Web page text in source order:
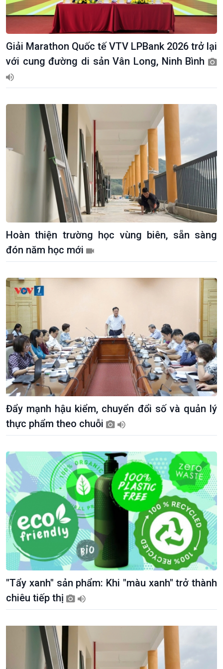
Trước giờ mở cửa
Dòng chảy Kinh tế
Sức sống hàng Việt
Tuyên chiến với gian lận
thương mại
Nông nghiệp & Biển đảo
Tin Nông nghiệp & Biển
đảo
Mùa vàng
Biển đảo Việt Nam
đảo
Nam
Giải Marathon Quốc tế VTV LPBank 2026 trở lại
với cung đường di sản Vân Long, Ninh Bình
Hoàn thiện trường học vùng biên, sẵn sàng
đón năm học mới
Đẩy mạnh hậu kiểm, chuyển đổi số và quản lý
thực phẩm theo chuỗi
"Tẩy xanh" sản phẩm: Khi "màu xanh" trở thành
chiêu tiếp thị